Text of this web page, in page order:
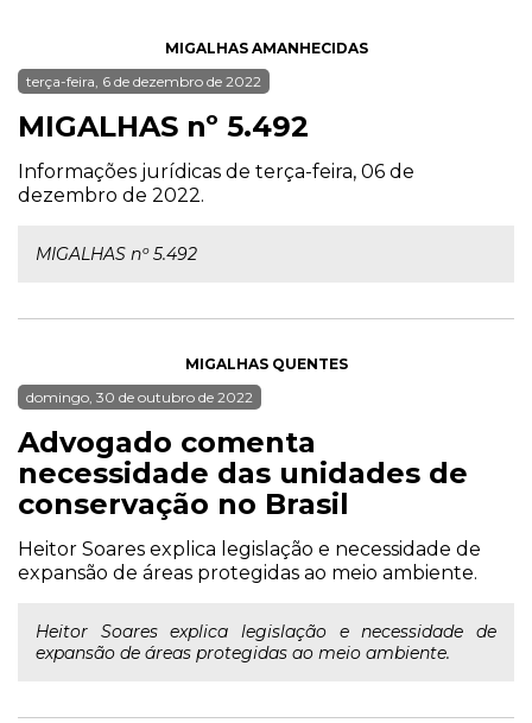
MIGALHAS AMANHECIDAS
terça-feira, 6 de dezembro de 2022
MIGALHAS nº 5.492
Informações jurídicas de terça-feira, 06 de
dezembro de 2022.
MIGALHAS nº 5.492
MIGALHAS QUENTES
domingo, 30 de outubro de 2022
Advogado comenta
necessidade das unidades de
conservação no Brasil
Heitor Soares explica legislação e necessidade de
expansão de áreas protegidas ao meio ambiente.
Heitor Soares explica legislação e necessidade de
expansão de áreas protegidas ao meio ambiente.